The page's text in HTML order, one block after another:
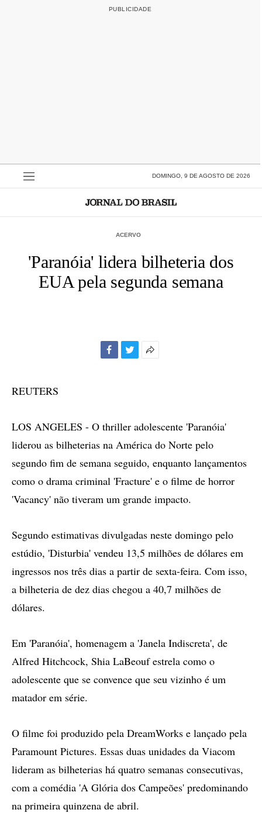
DOMINGO, 9 DE AGOSTO DE 2026
ACERVO
'Paranóia' lidera bilheteria dos
EUA pela segunda semana
REUTERS
LOS ANGELES - O thriller adolescente 'Paranóia'
liderou as bilheterias na América do Norte pelo
segundo fim de semana seguido, enquanto lançamentos
como o drama criminal 'Fracture' e o filme de horror
'Vacancy' não tiveram um grande impacto.
Segundo estimativas divulgadas neste domingo pelo
estúdio, 'Disturbia' vendeu 13,5 milhões de dólares em
ingressos nos três dias a partir de sexta-feira. Com isso,
a bilheteria de dez dias chegou a 40,7 milhões de
dólares.
Em 'Paranóia', homenagem a 'Janela Indiscreta', de
Alfred Hitchcock, Shia LaBeouf estrela como o
adolescente que se convence que seu vizinho é um
matador em série.
O filme foi produzido pela DreamWorks e lançado pela
Paramount Pictures. Essas duas unidades da Viacom
lideram as bilheterias há quatro semanas consecutivas,
com a comédia 'A Glória dos Campeões' predominando
na primeira quinzena de abril.